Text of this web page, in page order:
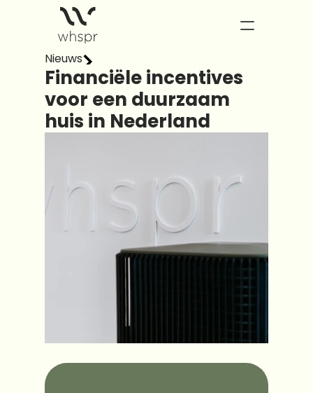
Changelog
Pricing
About
COMMUNITY
Nieuws
Financiële incentives
voor een duurzaam
huis in Nederland